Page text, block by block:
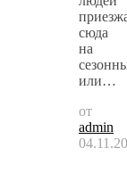
сюда
на
или…
от
admin